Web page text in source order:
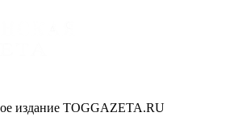
издание TOGGAZETA.RU